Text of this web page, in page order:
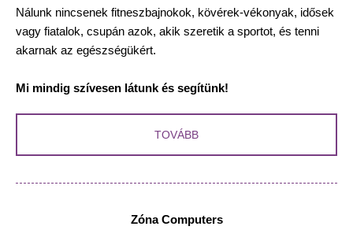
Nálunk nincsenek fitneszbajnokok, kövérek-vékonyak, idősek
vagy fiatalok, csupán azok, akik szeretik a sportot, és tenni
akarnak az egészségükért.
Mi mindig szívesen látunk és segítünk!
TOVÁBB
Zóna Computers